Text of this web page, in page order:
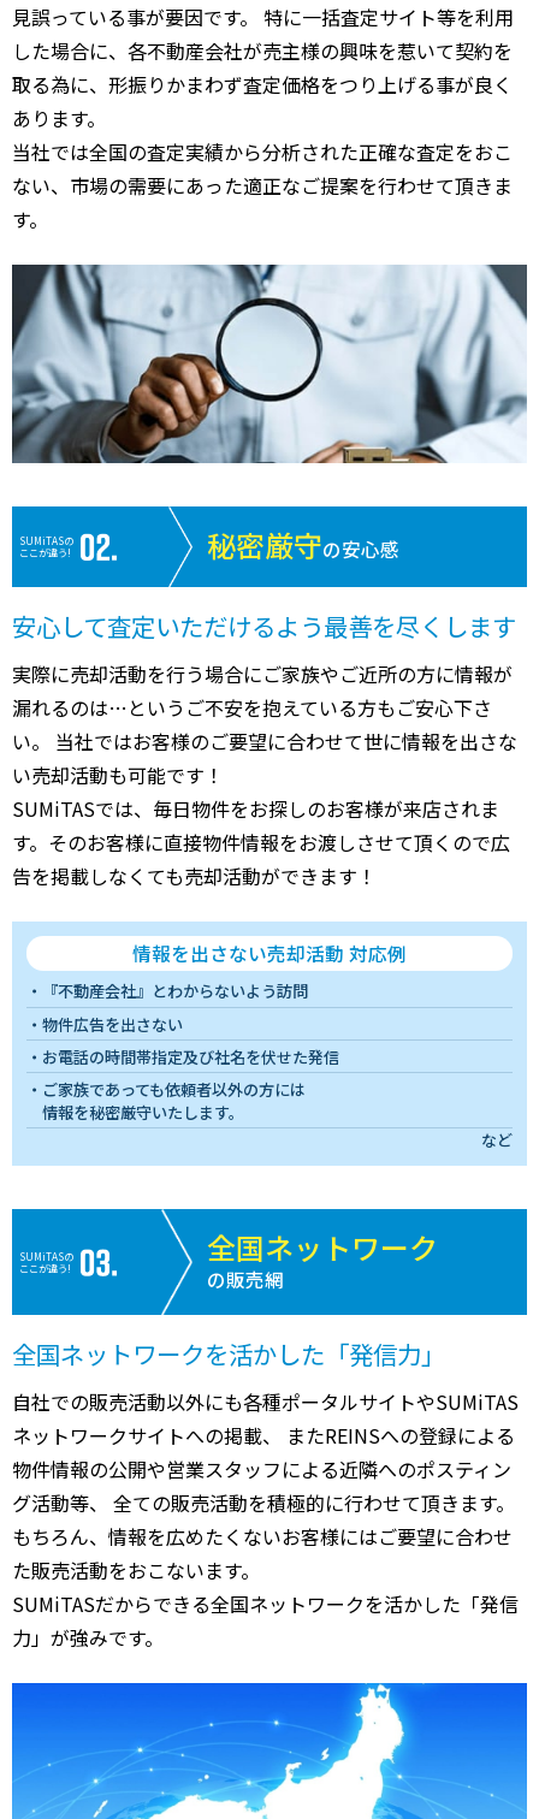
見誤っている事が要因です。 特に一括査定サイト等を利用
した場合に、各不動産会社が売主様の興味を惹いて契約を
取る為に、形振りかまわず査定価格をつり上げる事が良く
あります。
当社では全国の査定実績から分析された正確な査定をおこ
ない、市場の需要にあった適正なご提案を行わせて頂きま
す。
SUMiTASの
ここが違う!
秘密厳守の安心感
安心して査定いただけるよう最善を尽くします
実際に売却活動を行う場合にご家族やご近所の方に情報が
漏れるのは…というご不安を抱えている方もご安心下さ
い。 当社ではお客様のご要望に合わせて世に情報を出さな
い売却活動も可能です！
SUMiTASでは、毎日物件をお探しのお客様が来店されま
す。そのお客様に直接物件情報をお渡しさせて頂くので広
告を掲載しなくても売却活動ができます！
情報を出さない売却活動 対応例
『不動産会社』とわからないよう訪問
物件広告を出さない
お電話の時間帯指定及び社名を伏せた発信
ご家族であっても依頼者以外の方には
情報を秘密厳守いたします。
など
SUMiTASの
ここが違う!
全国ネットワーク
の販売網
全国ネットワークを活かした「発信力」
自社での販売活動以外にも各種ポータルサイトやSUMiTAS
ネットワークサイトへの掲載、 またREINSへの登録による
物件情報の公開や営業スタッフによる近隣へのポスティン
グ活動等、 全ての販売活動を積極的に行わせて頂きます。
もちろん、情報を広めたくないお客様にはご要望に合わせ
た販売活動をおこないます。
SUMiTASだからできる全国ネットワークを活かした「発信
力」が強みです。